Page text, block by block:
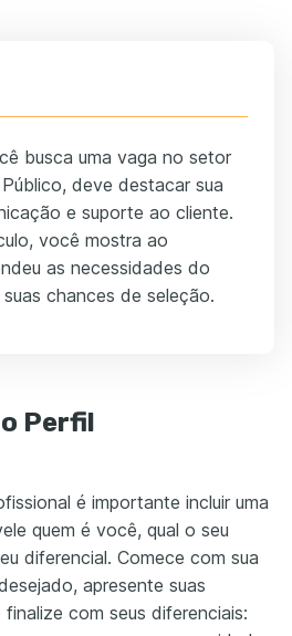
busca uma vaga no setor
deve destacar sua
e suporte ao cliente.
você mostra ao
as necessidades do
chances de seleção.
Perfil
é importante incluir uma
quem é você, qual o seu
diferencial. Comece com sua
apresente suas
com seus diferenciais: